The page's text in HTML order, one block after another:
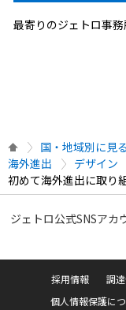
最寄りのジェトロ事務
国・地域別に見る
海外進出
デザイン
初めて海外進出に取り
ジェトロ公式SNSアカ
採用情報 調
個人情報保護に